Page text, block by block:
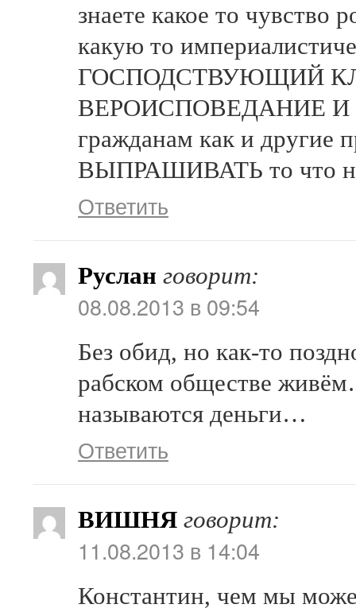
знаете какое то чувство
какую то
ГОСПОДСТВУЮЩИЙ
ВЕРОИСПОВЕДАНИЕ И Т
гражданам как и
ВЫПРАШИВАТЬ то что
Ответить
Руслан говорит:
08.08.2013 в 09:54
Без обид, но как-то
рабском обществе
называются деньги…
Ответить
ВИШНЯ говорит:
11.08.2013 в 14:04
Константин, чем мы